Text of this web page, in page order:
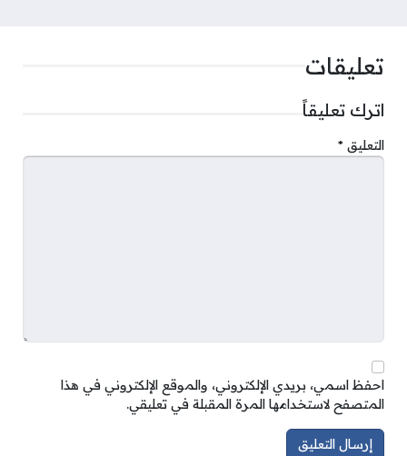
تعليقات
اترك تعليقاً
التعليق *
احفظ اسمي، بريدي الإلكتروني، والموقع الإلكتروني في هذا
المتصفح لاستخدامها المرة المقبلة في تعليقي.